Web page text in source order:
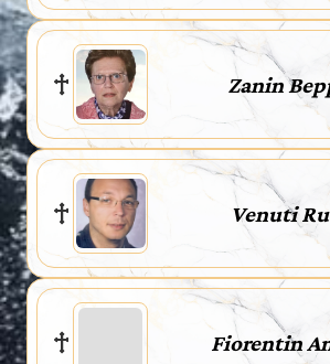
Zanin
Venuti
Fiorentin